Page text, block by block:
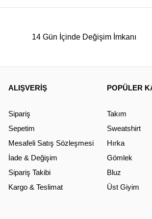
14 Gün İçinde Değişim İmkanı
ALIŞVERİŞ
Sipariş
Sepetim
Mesafeli Satış Sözleşmesi
İade & Değişim
Sipariş Takibi
Kargo & Teslimat
POPÜLER
Takım
Sweatshirt
Hırka
Gömlek
Bluz
Üst Giyim